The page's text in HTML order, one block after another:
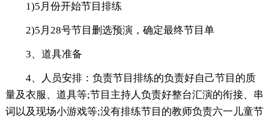
1)5月份开始节目排练
2)5月28号节目删选预演，确定最终节目单
3、道具准备
4、人员安排：负责节目排练的负责好自己节目的质
量及衣服、道具等;节目主持人负责好整台汇演的衔接、串
词以及现场小游戏等;没有排练节目的教师负责六一儿童节